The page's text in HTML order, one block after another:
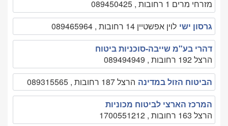
מזרחי מרים 1 רחובות , 089450425
גרסון ישי לוין אפשטיין 14 רחובות , 089465964
דהרי בע"מ שייבה-סוכניות ביטוח
הרצל 192 רחובות , 089494949
הביטוח הזול במדינה הרצל 187 רחובות , 089315565
המרכז הארצי לביטוח מכוניות
הרצל 163 רחובות , 1700551212